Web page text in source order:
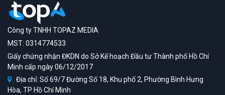
Công ty TNHH TOPAZ MEDIA
MST: 0314774533
Giấy chứng nhận ĐKDN do Sở Kế hoạch Đầu tư Thành phố Hồ Chí
Minh cấp ngày 06/12/2017
Địa chỉ: Số 69/7 Đường Số 18, Khu phố 2, Phường Bình Hưng
Hòa, TP Hồ Chí Minh